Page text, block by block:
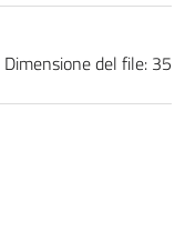
Dimensione del file: 35